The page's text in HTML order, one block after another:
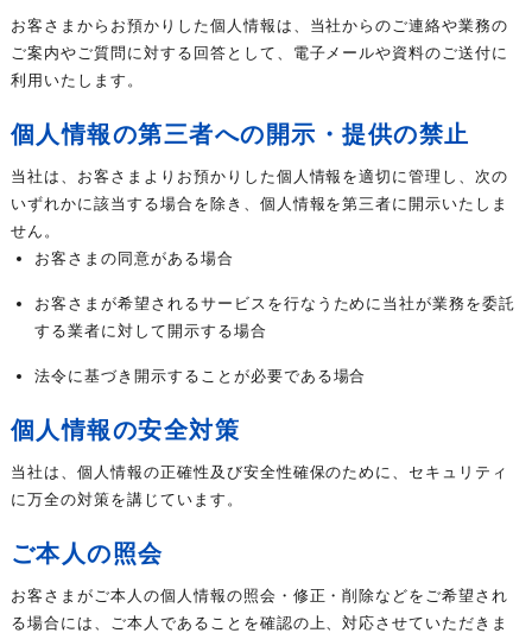
お客さまからお預かりした個人情報は、当社からのご連絡や業務の
ご案内やご質問に対する回答として、電子メールや資料のご送付に
利用いたします。
個人情報の第三者への開示・提供の禁止
当社は、お客さまよりお預かりした個人情報を適切に管理し、次の
いずれかに該当する場合を除き、個人情報を第三者に開示いたしま
せん。
お客さまの同意がある場合
お客さまが希望されるサービスを行なうために当社が業務を委託
する業者に対して開示する場合
法令に基づき開示することが必要である場合
個人情報の安全対策
当社は、個人情報の正確性及び安全性確保のために、セキュリティ
に万全の対策を講じています。
ご本人の照会
お客さまがご本人の個人情報の照会・修正・削除などをご希望され
る場合には、ご本人であることを確認の上、対応させていただきま